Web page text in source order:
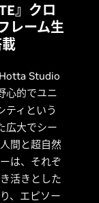
』クロ
レーム生
Studio
心的でユニ
ティという
広大でシー
間と超自然
は、それぞ
活きとした
、エピソー